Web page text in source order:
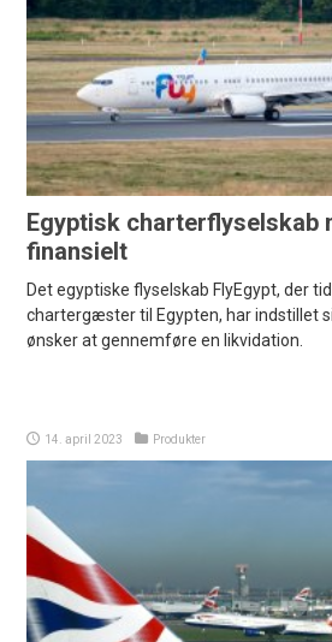
Egyptisk charterflyselskab
finansielt
Det egyptiske flyselskab FlyEgypt, der
chartergæster til Egypten, har indstillet
ønsker at gennemføre en likvidation.
14. april 2023 Produkter